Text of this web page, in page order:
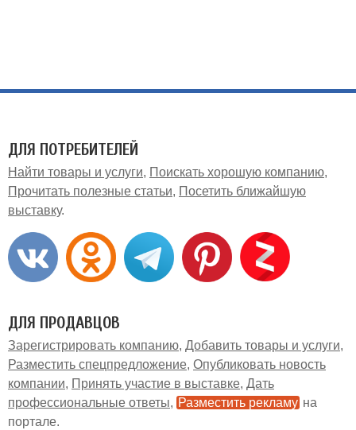
ДЛЯ ПОТРЕБИТЕЛЕЙ
Найти товары и услуги
Поискать хорошую компанию
Прочитать полезные статьи
Посетить ближайшую
выставку
ДЛЯ ПРОДАВЦОВ
Зарегистрировать компанию Добавить товары и услуги
Разместить спецпредложение Опубликовать новость
компании
Принять участие в выставке Дать
профессиональные ответы
Разместить рекламу на
портале